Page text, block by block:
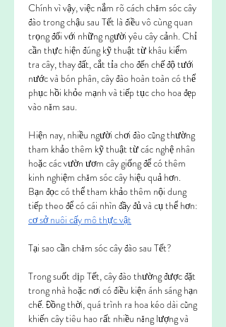
Chính vì vậy, việc nắm rõ cách chăm sóc cây
đào trong chậu sau Tết là điều vô cùng quan
trọng đối với những người yêu cây cảnh. Chỉ
cần thực hiện đúng kỹ thuật từ khâu kiểm
tra cây, thay đất, cắt tỉa cho đến chế độ tưới
nước và bón phân, cây đào hoàn toàn có thể
phục hồi khỏe mạnh và tiếp tục cho hoa đẹp
vào năm sau.
Hiện nay, nhiều người chơi đào cũng thường
tham khảo thêm kỹ thuật từ các nghệ nhân
hoặc các vườn ươm cây giống để có thêm
kinh nghiệm chăm sóc cây hiệu quả hơn.
Bạn đọc có thể tham khảo thêm nội dung
cơ sở nuôi cấy mô thực vật
Tại sao cần chăm sóc cây đào sau Tết?
Trong suốt dịp Tết, cây đào thường được đặt
trong nhà hoặc nơi có điều kiện ánh sáng hạn
chế. Đồng thời, quá trình ra hoa kéo dài cũng
khiến cây tiêu hao rất nhiều năng lượng và